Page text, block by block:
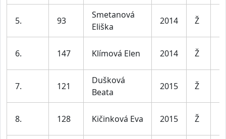
5. 93
Smetanová
Eliška
2014 Ž
6. 147 Klímová Elen 2014 Ž
7. 121
Dušková
Beata
2015 Ž
8. 128 Kičinková Eva 2015 Ž